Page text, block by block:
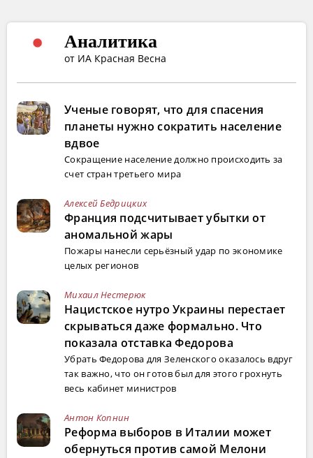
Аналитика
от ИА Красная Весна
Ученые говорят, что для спасения
планеты нужно сократить население
вдвое
Сокращение население должно происходить за
счет стран третьего мира
Алексей Бедрицких
Франция подсчитывает убытки от
аномальной жары
Пожары нанесли серьёзный удар по экономике
целых регионов
Михаил Нестерюк
Нацистское нутро Украины перестает
скрываться даже формально. Что
показала отставка Федорова
Убрать Федорова для Зеленского оказалось вдруг
так важно, что он готов был для этого грохнуть
весь кабинет министров
Антон Копнин
Реформа выборов в Италии может
обернуться против самой Мелони